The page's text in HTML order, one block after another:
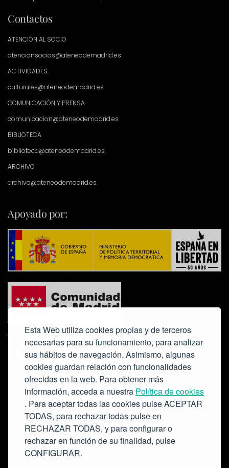
Esta Web utiliza cookies propias y de terceros
necesarias para su funcionamiento, para analizar
sus hábitos de navegación. Asimismo, algunas
cookies guardan relación con funcionalidades
ofrecidas en la web. Para obtener más
información, acceda a nuestra Política de cookies
. Para aceptar todas las cookies pulse ACEPTAR
TODAS, para rechazar todas pulse en
RECHAZAR TODAS, y para configurar o
rechazar en función de su finalidad, pulse
CONFIGURAR.
Contactos
ATENCIÓN AL SOCIO
atencionsocios@ateneodemadrid.es
ACTIVIDADES:
culturales@ateneodemadrid.es
COMUNICACIÓN Y PRENSA
comunicacion@ateneodemadrid.es
BIBLIOTECA
biblioteca@ateneodemadrid.es
ARCHIVO
archivo@ateneodemadrid.es
Apoyado por:
Colabora: